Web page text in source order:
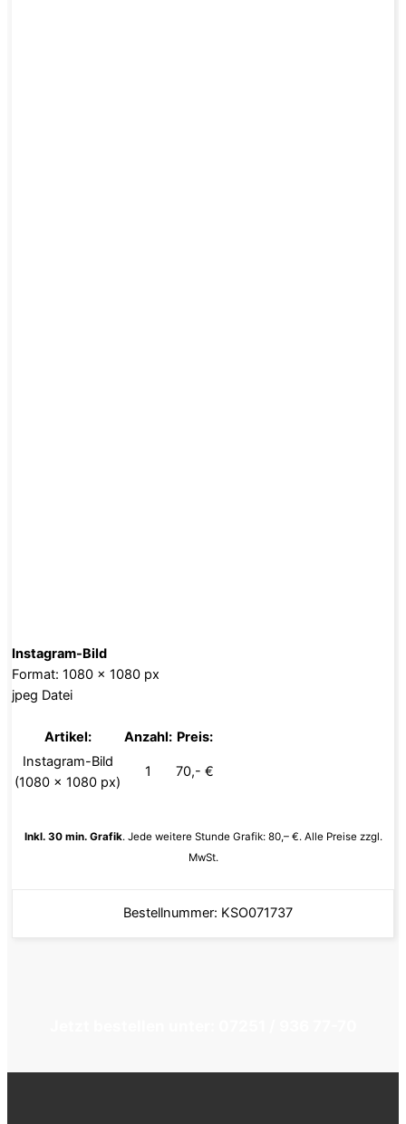
Instagram-Bild
Format: 1080 x 1080 px
jpeg Datei
Artikel: Anzahl: Preis:
Instagram-Bild
(1080 x 1080 px)
1 70,- €
Inkl. 30 min. Grafik. Jede weitere Stunde Grafik: 80,– €. Alle Preise zzgl.
MwSt.
Bestellnummer: KSO071737